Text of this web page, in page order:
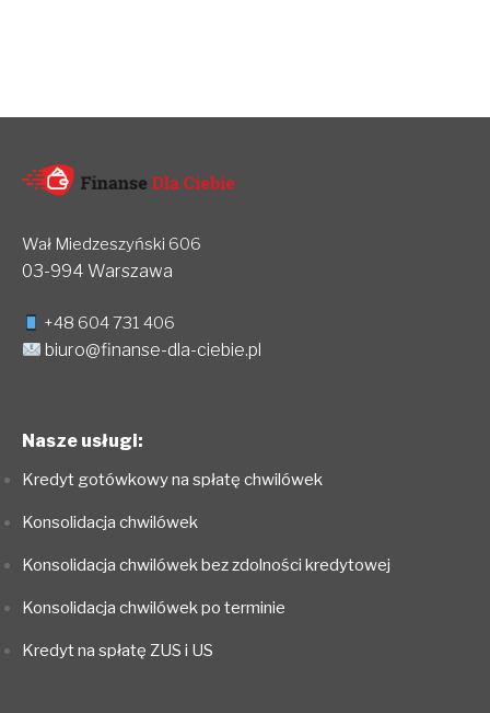
Wał Miedzeszyński 606
03-994 Warszawa
+48 604 731 406
biuro@finanse-dla-ciebie.pl
Nasze usługi:
Kredyt gotówkowy na spłatę chwilówek
Konsolidacja chwilówek
Konsolidacja chwilówek bez zdolności kredytowej
Konsolidacja chwilówek po terminie
Kredyt na spłatę ZUS i US